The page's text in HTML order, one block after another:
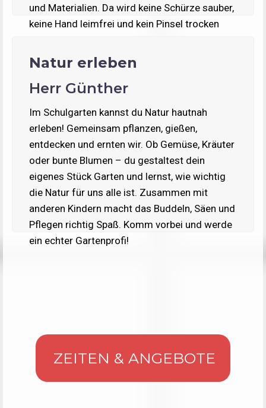
und Materialien. Da wird keine Schürze sauber,
keine Hand leimfrei und kein Pinsel trocken
Natur erleben
Herr Günther
Im Schulgarten kannst du Natur hautnah
erleben! Gemeinsam pflanzen, gießen,
entdecken und ernten wir. Ob Gemüse, Kräuter
oder bunte Blumen – du gestaltest dein
eigenes Stück Garten und lernst, wie wichtig
die Natur für uns alle ist. Zusammen mit
anderen Kindern macht das Buddeln, Säen und
Pflegen richtig Spaß. Komm vorbei und werde
ein echter Gartenprofi!
ZEITEN & ANGEBOTE